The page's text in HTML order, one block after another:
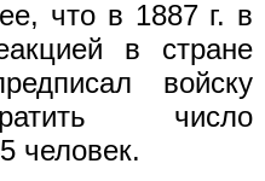
что в 1887 г. в
в стране
войску
число
человек.